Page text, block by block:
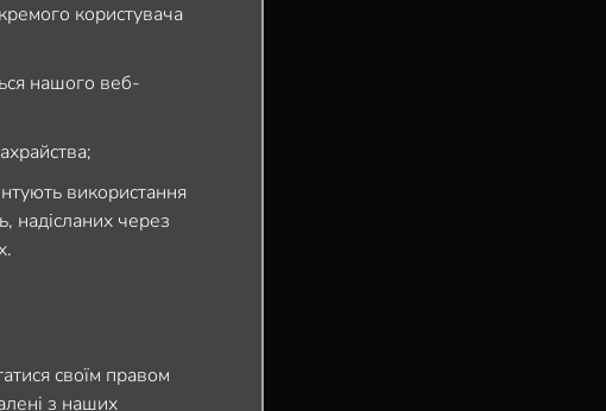
користувача
нашого веб-
використання
надісланих через
своїм правом
з наших